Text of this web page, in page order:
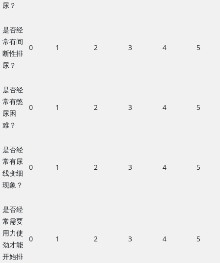
尿？
是否经
常有间
断性排
尿？
0 1 2 3 4 5
是否经
常有憋
尿困
难？
0 1 2 3 4 5
是否经
常有尿
线变细
现象？
0 1 2 3 4 5
是否经
常需要
用力使
劲才能
开始排
0 1 2 3 4 5